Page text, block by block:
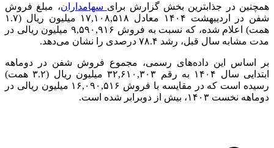
همچنین در جذابترین بخش گزارش برای سهامداران، مبلغ فروش
شفن در اردیبهشت ۱۴۰۴ معادل ۱۷,۱۰۸,۵۱۸ میلیون ریال (۱.۷
همت) اعلام شده، که نسبت به فروش ۹,۵۹۰,۹۱۶ میلیون ریالی در
مدت مشابه سال قبل، رشد ۷۸.۴ درصدی را نشان می‌دهد.
بر اساس این داده‌های رسمی، مجموع فروش شفن در دوماهه
ابتدایی سال ۱۴۰۴ به رقم ۳۲,۶۱۰,۳۰۳ میلیون ریال (۳.۲ همت)
رسیده است که در مقایسه با فروش ۱۶,۰۹۰,۵۱۶ میلیون ریالی در
دوماهه نخست ۱۴۰۳، بیش از دوبرابر شده است.